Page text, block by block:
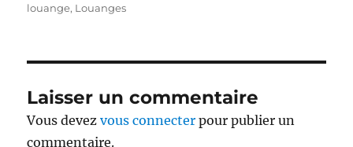
le
louange, Louanges
Laisser un commentaire
Vous devezvous connecter pour publier un
commentaire.